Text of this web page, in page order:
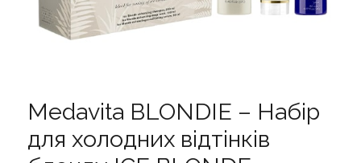
Medavita BLONDIE – Набір
для холодних відтінків